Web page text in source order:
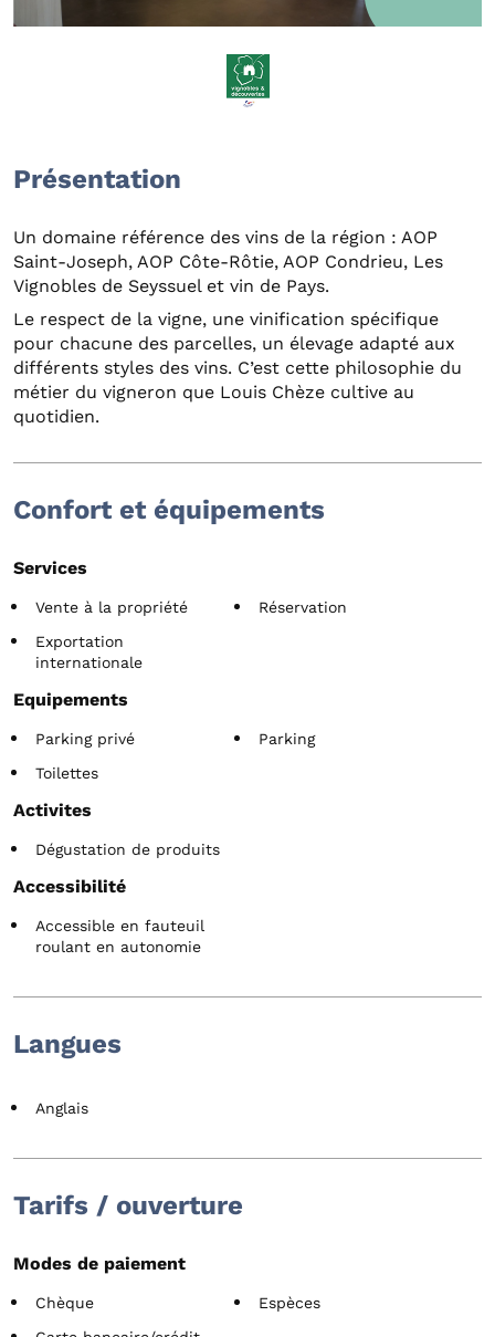
Présentation
Un domaine référence des vins de la région : AOP
Saint-Joseph, AOP Côte-Rôtie, AOP Condrieu, Les
Vignobles de Seyssuel et vin de Pays.
Le respect de la vigne, une vinification spécifique
pour chacune des parcelles, un élevage adapté aux
différents styles des vins. C’est cette philosophie du
métier du vigneron que Louis Chèze cultive au
quotidien.
Confort et équipements
Services
Vente à la propriété
Réservation
Exportation
internationale
Equipements
Parking privé
Parking
Toilettes
Activites
Dégustation de produits
Accessibilité
Accessible en fauteuil
roulant en autonomie
Langues
Anglais
Tarifs / ouverture
Modes de paiement
Chèque
Espèces